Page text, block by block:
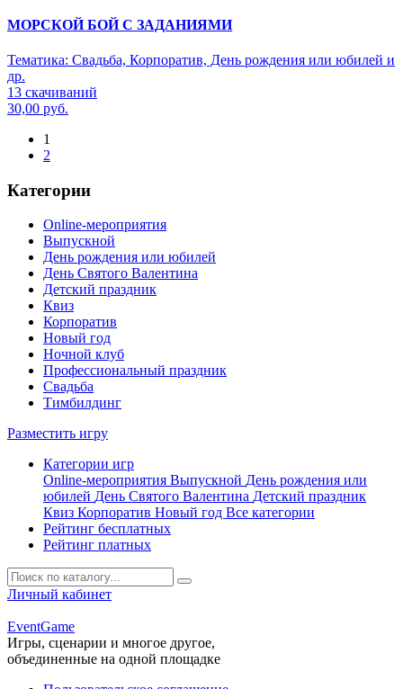
МОРСКОЙ БОЙ С ЗАДАНИЯМИ
Тематика: Свадьба, Корпоратив, День рождения или юбилей и
др.
13 скачиваний
30,00 руб.
1
2
Категории
Online-мероприятия
Выпускной
День рождения или юбилей
День Святого Валентина
Детский праздник
Квиз
Корпоратив
Новый год
Ночной клуб
Профессиональный праздник
Свадьба
Тимбилдинг
Разместить игру
Категории игр
Online-мероприятия Выпускной День рождения или
юбилей День Святого Валентина Детский праздник
Квиз Корпоратив Новый год Все категории
Рейтинг бесплатных
Рейтинг платных
Личный кабинет
EventGame
Игры, сценарии и многое другое,
объединенные на одной площадке